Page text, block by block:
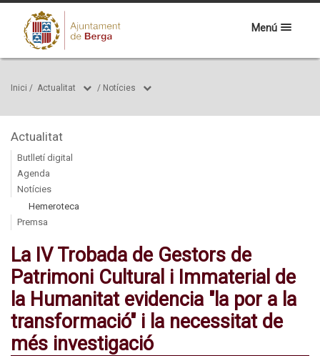
Menú
Inici / Actualitat / Notícies
Actualitat
Butlletí digital
Agenda
Notícies
Hemeroteca
Premsa
La IV Trobada de Gestors de
Patrimoni Cultural i Immaterial de
la Humanitat evidencia "la por a la
transformació" i la necessitat de
més investigació